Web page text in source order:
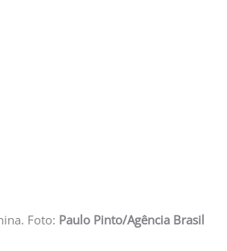
Foto: Paulo Pinto/Agência Brasil